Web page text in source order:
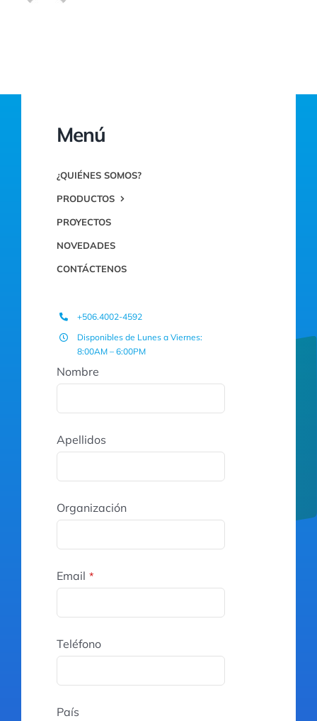
Menú
¿QUIÉNES SOMOS?
PRODUCTOS
PROYECTOS
NOVEDADES
CONTÁCTENOS
+506.4002-4592
Disponibles de Lunes a Viernes:
8:00AM – 6:00PM
Nombre
Apellidos
Organización
Email *
Teléfono
País